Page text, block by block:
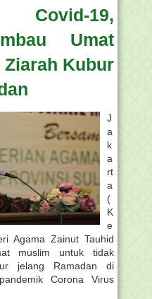
19,
Umat
Kubur
J
a
k
a
rt
a
(
K
e
Agama Zainut Tauhid
muslim untuk tidak
jelang Ramadan di
Corona Virus